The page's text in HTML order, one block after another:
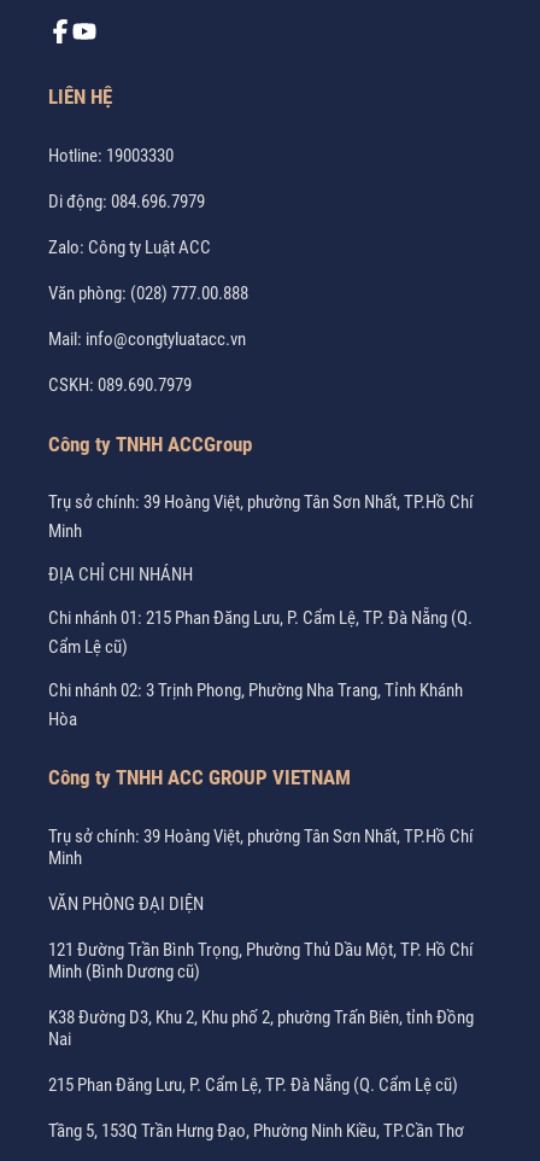
LIÊN HỆ
Hotline: 19003330
Di động: 084.696.7979
Zalo: Công ty Luật ACC
Văn phòng: (028) 777.00.888
Mail: info@congtyluatacc.vn
CSKH: 089.690.7979
Công ty TNHH ACCGroup
Trụ sở chính: 39 Hoàng Việt, phường Tân Sơn Nhất, TP.Hồ Chí
Minh
ĐỊA CHỈ CHI NHÁNH
Chi nhánh 01: 215 Phan Đăng Lưu, P. Cẩm Lệ, TP. Đà Nẵng (Q.
Cẩm Lệ cũ)
Chi nhánh 02: 3 Trịnh Phong, Phường Nha Trang, Tỉnh Khánh
Hòa
Công ty TNHH ACC GROUP VIETNAM
Trụ sở chính: 39 Hoàng Việt, phường Tân Sơn Nhất, TP.Hồ Chí
Minh
VĂN PHÒNG ĐẠI DIỆN
121 Đường Trần Bình Trọng, Phường Thủ Dầu Một, TP. Hồ Chí
Minh (Bình Dương cũ)
K38 Đường D3, Khu 2, Khu phố 2, phường Trấn Biên, tỉnh Đồng
Nai
215 Phan Đăng Lưu, P. Cẩm Lệ, TP. Đà Nẵng (Q. Cẩm Lệ cũ)
Tầng 5, 153Q Trần Hưng Đạo, Phường Ninh Kiều, TP.Cần Thơ